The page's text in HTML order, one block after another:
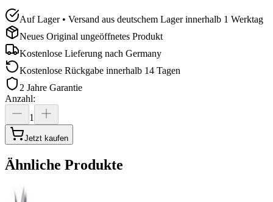
Auf Lager • Versand aus deutschem Lager innerhalb 1 Werktag
Neues Original ungeöffnetes Produkt
Kostenlose Lieferung nach Germany
Kostenlose Rückgabe innerhalb 14 Tagen
2 Jahre Garantie
Anzahl:
1
Jetzt kaufen
Ähnliche Produkte